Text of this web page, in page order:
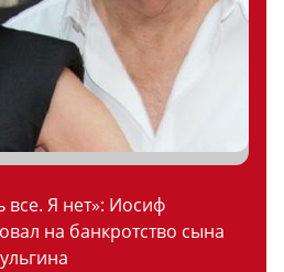
все. Я нет»: Иосиф
на банкротство сына